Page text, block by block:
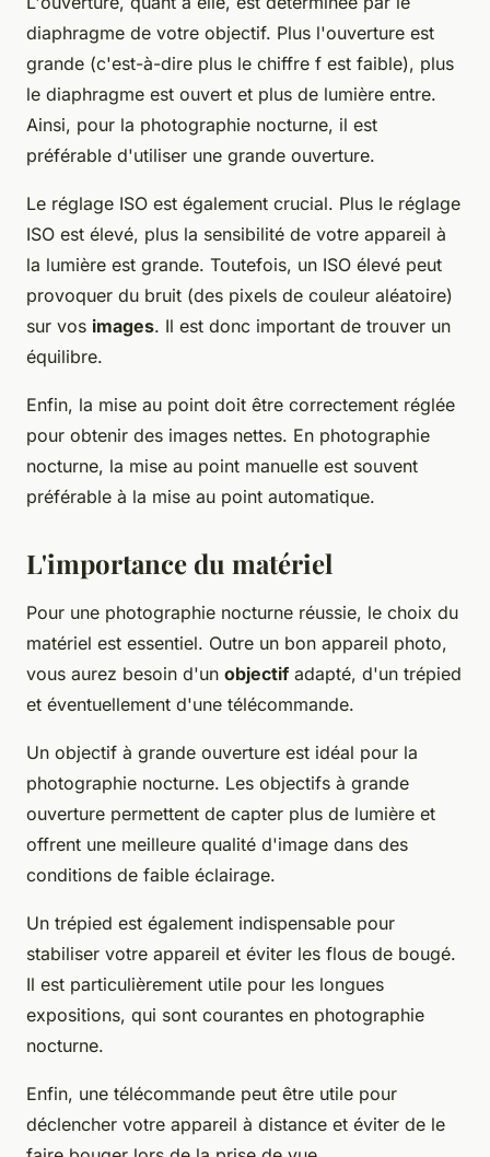
diaphragme de votre objectif. Plus l'ouverture est
grande (c'est-à-dire plus le chiffre f est faible), plus
le diaphragme est ouvert et plus de lumière entre.
Ainsi, pour la photographie nocturne, il est
préférable d'utiliser une grande ouverture.
Le réglage ISO est également crucial. Plus le réglage
ISO est élevé, plus la sensibilité de votre appareil à
la lumière est grande. Toutefois, un ISO élevé peut
provoquer du bruit (des pixels de couleur aléatoire)
sur vos images. Il est donc important de trouver un
équilibre.
Enfin, la mise au point doit être correctement réglée
pour obtenir des images nettes. En photographie
nocturne, la mise au point manuelle est souvent
préférable à la mise au point automatique.
L'importance du matériel
Pour une photographie nocturne réussie, le choix du
matériel est essentiel. Outre un bon appareil photo,
vous aurez besoin d'un objectifadapté, d'un trépied
et éventuellement d'une télécommande.
Un objectif à grande ouverture est idéal pour la
photographie nocturne. Les objectifs à grande
ouverture permettent de capter plus de lumière et
offrent une meilleure qualité d'image dans des
conditions de faible éclairage.
Un trépied est également indispensable pour
stabiliser votre appareil et éviter les flous de bougé.
Il est particulièrement utile pour les longues
expositions, qui sont courantes en photographie
nocturne.
Enfin, une télécommande peut être utile pour
déclencher votre appareil à distance et éviter de le